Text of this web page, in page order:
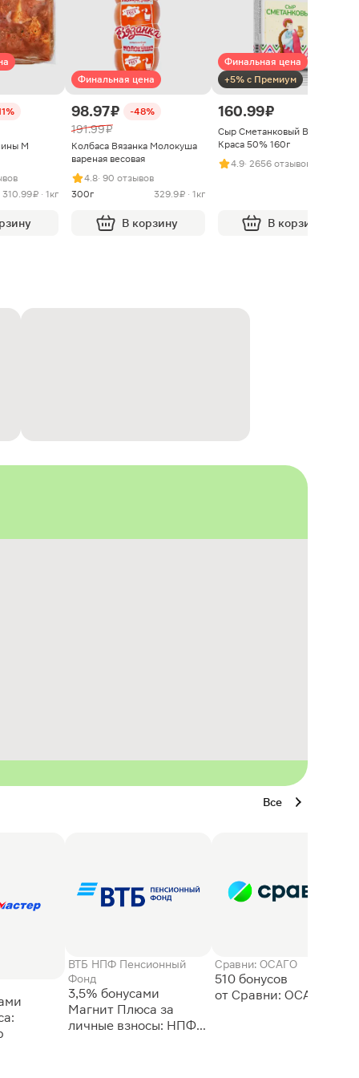
М
310.99 ₽ · 1кг
Финальная цена
98.97 ₽ -48%
191.99 ₽
Колбаса Вязанка Молокуша
вареная весовая
4.8· 90 отзывов
300г
329.9 ₽ · 1кг
В корзину
Финальная цена
+5% с Премиум
160.99 ₽
Сыр Сметанковый Варвара
Краса 50% 160г
4.9· 2656 отзывов
В корзину
Все
ВТБ НПФ Пенсионный
Фонд
3,5% бонусами
Магнит Плюса за
личные взносы: НПФ
Сравни: ОСАГО
510 бонусов